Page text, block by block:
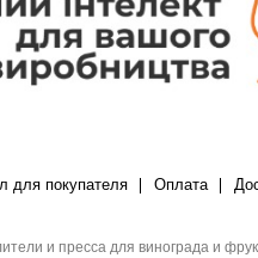
для покупателя Оплата
и пресса для винограда и